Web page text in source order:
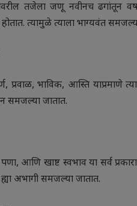
तजेला जणू नवीनच ढगांतून
होतात. त्यामुळे त्याला भाग्यवंत
प्रवाळ, भाविक, आस्ति याप्रमाणे
समजल्या जातात.
आणि खाष्ट स्वभाव या सर्व
ह्या अभागी समजल्या जातात.